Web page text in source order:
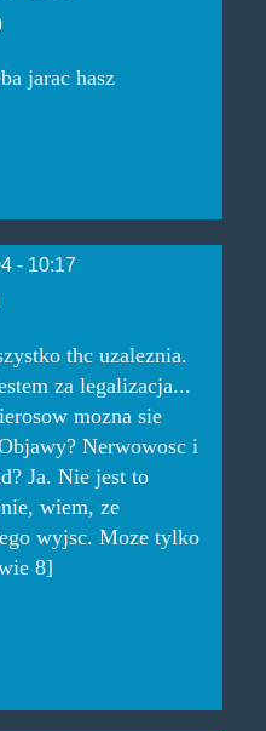
jarac hasz
- 10:17
thc uzaleznia.
za legalizacja...
mozna sie
Nerwowosc i
Ja. Nie jest to
wiem, ze
wyjsc. Moze tylko
8]